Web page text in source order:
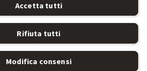
Accetta tutti
Rifiuta tutti
Modifica consensi